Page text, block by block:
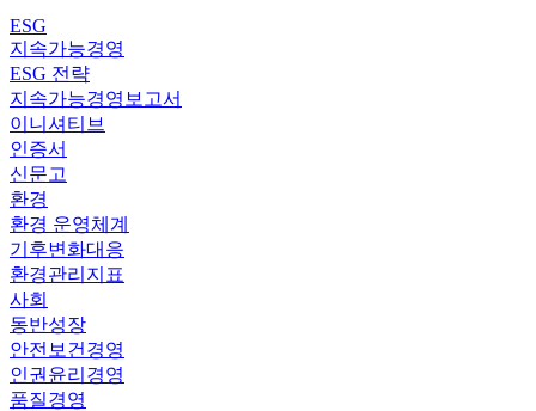
ESG
지속가능경영
ESG 전략
지속가능경영보고서
이니셔티브
인증서
신문고
환경
환경 운영체계
기후변화대응
환경관리지표
사회
동반성장
안전보건경영
인권윤리경영
품질경영